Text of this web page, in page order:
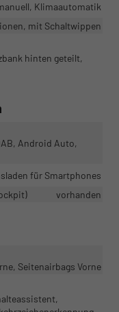
Klimaautomatik
mit Schaltwippen
hinten geteilt,
Android Auto,
für Smartphones
vorhanden
Seitenairbags Vorne